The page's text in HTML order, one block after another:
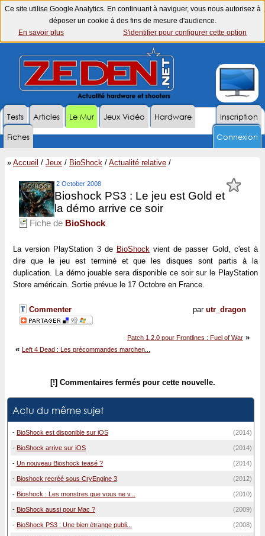
Ce site utilise Google Analytics. En continuant à naviguer, vous nous autorisez à
déposer un cookie à des fins de mesure d'audience.
En savoir plus
S'identifier pour configurer cette option
Inscription
Tests Articles Le Mur Jeux Vidéo
Hardware
Fiches
Connexion
» Accueil / Jeux / BioShock / Actualité relative /
2 October 2008
Bioshock PS3 : Le jeu est Gold et
la démo arrive ce soir
Fiche de BioShock
La version PlayStation 3 de BioShockvient de passer Gold, c'est à
dire que le jeu est terminé et que les disques sont partis à la
duplication. La démo jouable sera disponible ce soir sur le PlayStation
Store américain. Sortie prévue le 17 Octobre en France.
par utr_dragon
Commenter
Patch 1.2.0 pour Frontlines : Fuel of War »
« Left 4 Dead : Les précommandes marchen...
[!] Commentaires fermés pour cette nouvelle.
Actu du même sujet
- BioShock est disponible sur iOS (2014)
- BioShock arrive sur iOS (2014)
- Un nouveau Bioshock teasé ? (2014)
- Bioshock recréé sous CryEngine 3 (2012)
- Bioshock : Les monstres que vous ne v... (2010)
- BioShock aussi pour Mac ? (2009)
- BioShock PS3 : Une bien étrange publi... (2008)